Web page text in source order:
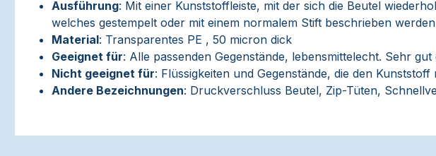
Ausführung: Mit einer Kunststoffleiste, mit der sich die Beutel
welches gestempelt oder mit einem normalem Stift beschrieben
Material: Transparentes PE , 50 micron dick
Geeignet für: Alle passenden Gegenstände, lebensmittelecht. Sehr
Nicht geeignet für: Flüssigkeiten und Gegenstände, die den
Andere Bezeichnungen: Druckverschluss Beutel, Zip-Tüten,